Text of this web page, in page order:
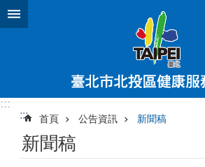
跳到主要內容區塊
:::
:::
首頁 公告資訊 新聞稿
新聞稿